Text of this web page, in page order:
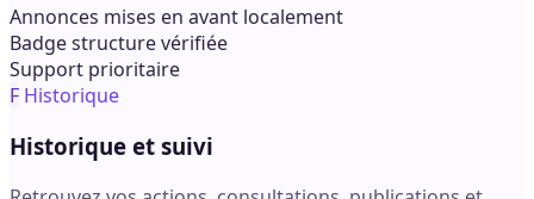
Annonces mises en avant localement
Badge structure vérifiée
Support prioritaire
F Historique
Historique et suivi